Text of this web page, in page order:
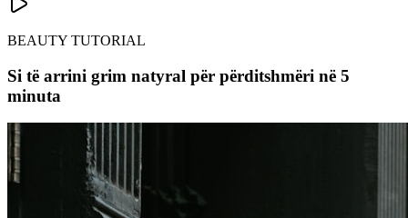
BEAUTY TUTORIAL
Si të arrini grim natyral për përditshmëri në 5
minuta